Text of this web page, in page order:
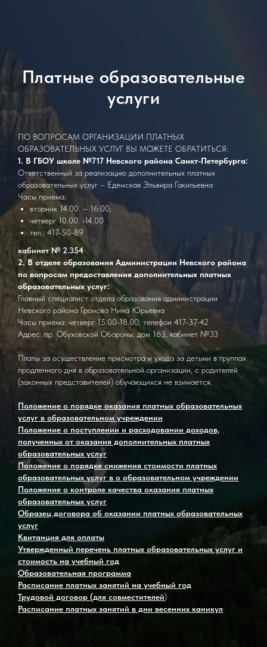
Платные образовательные
услуги
ПО ВОПРОСАМ ОРГАНИЗАЦИИ ПЛАТНЫХ
ОБРАЗОВАТЕЛЬНЫХ УСЛУГ ВЫ МОЖЕТЕ ОБРАТИТЬСЯ:
1. В ГБОУ школе №717 Невского района Санкт-Петербурга:
Ответственный за реализацию дополнительных платных
образовательных услуг – Едемская Эльвира Гакильевна
Часы приема:
вторник 14.00. – 16:00;
четверг 10.00. -14.00
тел.: 417-50-89
кабинет № 2.354
2. В отделе образования Администрации Невского района
по вопросам предоставления дополнительных платных
образовательных услуг:
Главный специалист отдела образования администрации
Невского района Громова Нина Юрьевна
Часы приема: четверг 15.00-18.00, телефон 417-37-42
Адрес: пр. Обуховской Обороны, дом 163, кабинет №33
Платы за осуществление присмотра и ухода за детьми в группах
продленного дня в образовательной организации, с родителей
(законных представителей) обучающихся не взимается.
Положение о порядке оказания платных образовательных
услуг в образовательном учреждении
Положение о поступлении и расходовании доходов,
полученных от оказания дополнительных платных
образовательных услуг
Положение о порядке снижения стоимости платных
образовательных услуг в о образовательном учреждении
Положение о контроле качества оказания платных
образовательных услуг
Образец договора об оказании платных образовательных
услуг
Квитанция для оплаты
Утвержденный перечень платных образовательных услуг и
стоимость на учебный год
Образовательная программа
Расписание платных занятий на учебный год
Трудовой договор (для совместителей)
Расписание платных занятий в дни весенних каникул